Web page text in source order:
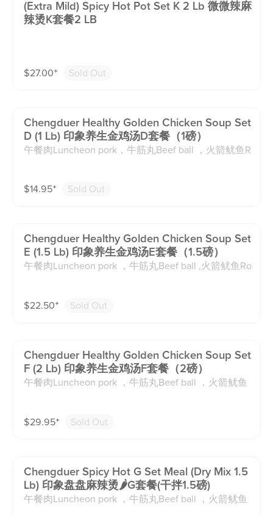
(extra Mild) Spicy Hot Pot Set K 2 Lb 微微辣麻
辣烫K套餐2 LB
$27.00⁺ Sold Out
Chengduer Healthy Golden Chicken Soup Set
D (1 Lb) 印象养生金鸡汤D套餐（1磅）
午餐肉Luncheon pork，牛筋丸Beef ball ，火箭鱿鱼R
鹑蛋Quail Egg ，莲藕Lotus Root ，豆腐Tofu ，魔芋
餐其他菜品代替）
$14.95⁺ Sold Out
Chengduer Healthy Golden Chicken Soup Set
E (1.5 Lb) 印象养生金鸡汤E套餐（1.5磅）
午餐肉Luncheon pork ，牛筋丸Beef ball ,火箭鱿鱼Ro
蛋Quail Egg ，南美大虾shrimp ，猪耳朵Pig ear ，莲
替换，每份麻辣烫均配1碗米饭，若有过敏请备注，我
们将由套餐其他菜品代替）
$22.50⁺ Sold Out
Chengduer Healthy Golden Chicken Soup Set
F (2 Lb) 印象养生金鸡汤F套餐（2磅）
午餐肉Luncheon pork ，牛筋丸Beef ball ，火箭鱿鱼
鹑蛋Quail Egg ，南美大虾shrimp ，黄喉Beef Aorta
bage ，海鲜菇Seafood Mushroom ，火锅粉sweet po
tato pasta ，开江豆笋Dried Bean Curd ，方竹笋Squa
re Bamboo （汤底均含动物油脂。套餐菜品不可替
$29.95⁺ Sold Out
Chengduer Spicy Hot G Set Meal (dry Mix 1.5
Lb) 印象盘盘麻辣烫🌶️G套餐(干拌1.5磅)
午餐肉Luncheon pork ，牛筋丸Beef ball ，火箭鱿鱼